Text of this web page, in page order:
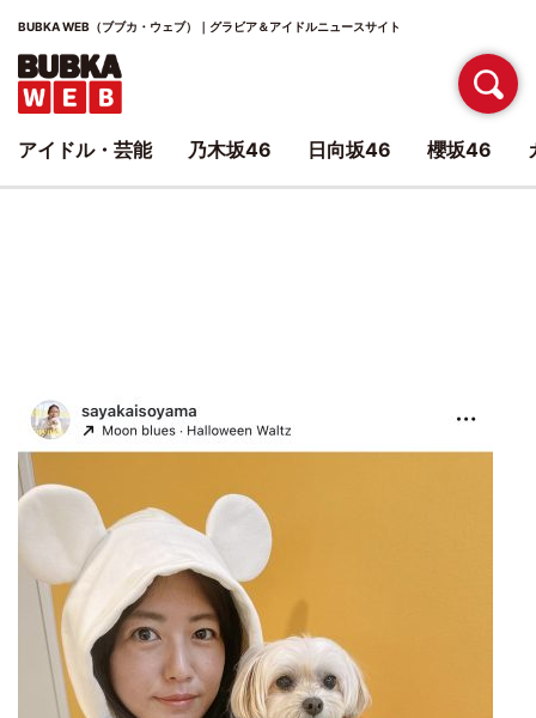
BUBKA WEB（ブブカ・ウェブ）｜グラビア＆アイドルニュースサイト
アイドル・芸能 乃木坂46 日向坂46 櫻坂46